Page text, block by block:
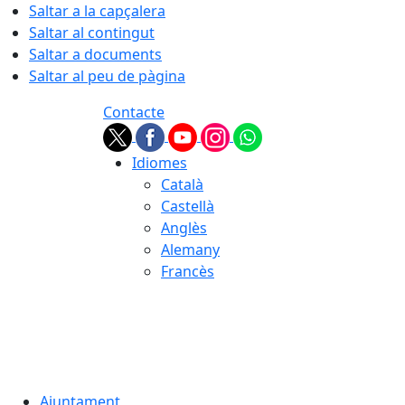
Saltar a la capçalera
Saltar al contingut
Saltar a documents
Saltar al peu de pàgina
Contacte
Idiomes
Català
Castellà
Anglès
Alemany
Francès